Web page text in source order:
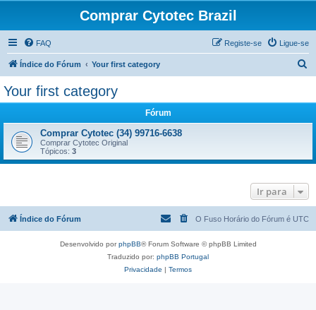
Comprar Cytotec Brazil
FAQ Ligue-se
Registe-se
Índice do Fórum Your first category
s
r
Your first category
Fórum
Comprar Cytotec (34) 99716-6638
Comprar Cytotec Original
Tópicos: 3
Ir para
Índice do Fórum O Fuso Horário do Fórum é UTC
Desenvolvido porphpBB® Forum Software © phpBB Limited
Traduzido por: phpBB Portugal
Privacidade | Termos